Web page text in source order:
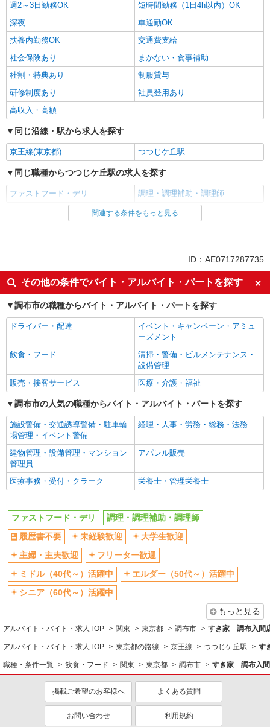
週2～3日勤務OK
短時間勤務（1日4h以内）OK
深夜
車通勤OK
扶養内勤務OK
交通費支給
社会保険あり
まかない・食事補助
社割・特典あり
制服貸与
研修制度あり
社員登用あり
高収入・高額
同じ沿線・駅から求人を探す
京王線(東京都) つつじケ丘駅
同じ職種からつつじケ丘駅の求人を探す
ファストフード・デリ 調理・調理補助・調理師
同じ雇用形態からつつじケ丘駅の求人を探す
履歴書不要
未経験歓迎
大学生歓迎
主婦・主夫歓迎
フリーター歓迎
ミドル（40代～）活躍中
エルダー（50代～）活躍中
シニア（60代～）活躍中
週2～3日勤務OK
短時間勤務（1日4h以内）OK
車通勤OK
扶養内勤務OK
交通費支給
社会保険あり
まかない・食事補助
社割・特典あり
制服貸与
研修制度あり
高収入・高額
同じ職種から求人を探す
飲食・フード
ファストフード・デリ
調理・調理補助・調理師
同じ特徴から求人を探す
未経験歓迎
大学生歓迎
ミドル（40代～）活躍中
週2～3日勤務OK
短時間勤務（1日4h以内）OK
交通費支給
社会保険あり
まかない・食事補助
社員登用あり
関連する条件をもっと見る
ID：AE0717287735
その他の条件でバイト・アルバイト・パートを探す
調布市の職種からバイト・アルバイト・パートを探す
ドライバー・配達
イベント・キャンペーン・アミュ
ーズメント
飲食・フード
清掃・警備・ビルメンテナンス・
設備管理
販売・接客サービス
医療・介護・福祉
調布市の人気の職種からバイト・アルバイト・パートを探す
施設警備・交通誘導警備・駐車輪
場管理・イベント警備
経理・人事・労務・総務・法務
建物管理・設備管理・マンション
管理員
アパレル販売
医療事務・受付・クラーク 栄養士・管理栄養士
ファストフード・デリ
調理・調理補助・調理師
履歴書不要
未経験歓迎
大学生歓迎
主婦・主夫歓迎
フリーター歓迎
ミドル（40代～）活躍中
エルダー（50代～）活躍中
シニア（60代～）活躍中
もっと見る
アルバイト・バイト・求人TOP 関東 東京都 調布市 すき家 調布入間
アルバイト・バイト・求人TOP 東京都の路線 京王線 つつじケ丘駅 す
職種・条件一覧 飲食・フード 関東 東京都 調布市 すき家 調布入間
掲載ご希望のお客様へ よくある質問
お問い合わせ 利用規約